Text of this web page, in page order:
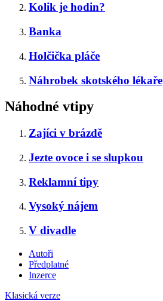
Kolik je hodin?
Banka
Holčička pláče
Náhrobek skotského lékaře
Náhodné vtipy
Zajíci v brázdě
Jezte ovoce i se slupkou
Reklamní tipy
Vysoký nájem
V divadle
Autoři
Předplatné
Inzerce
Klasická verze